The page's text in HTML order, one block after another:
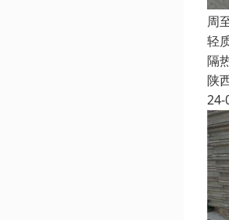
周
轻
隔
陕
24-